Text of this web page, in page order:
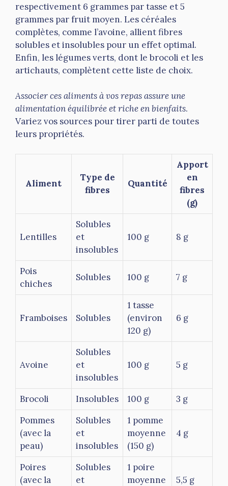
respectivement 6 grammes par tasse et 5
grammes par fruit moyen. Les céréales
complètes, comme l’avoine, allient fibres
solubles et insolubles pour un effet optimal.
Enfin, les légumes verts, dont le brocoli et les
artichauts, complètent cette liste de choix.
Associer ces aliments à vos repas assure une
alimentation équilibrée et riche en bienfaits.
Variez vos sources pour tirer parti de toutes
leurs propriétés.
Aliment
Type de
fibres
Quantité
Apport
en
fibres
(g)
Lentilles
Solubles
et
insolubles
100 g 8 g
Pois
chiches
Solubles 100 g 7 g
Framboises Solubles
1 tasse
(environ
120 g)
6 g
Avoine
Solubles
et
insolubles
100 g 5 g
Brocoli Insolubles 100 g
3 g
Pommes
(avec la
peau)
Solubles
et
insolubles
1 pomme
moyenne
(150 g)
4 g
Poires
(avec la
Solubles
et
1 poire
moyenne
5,5 g